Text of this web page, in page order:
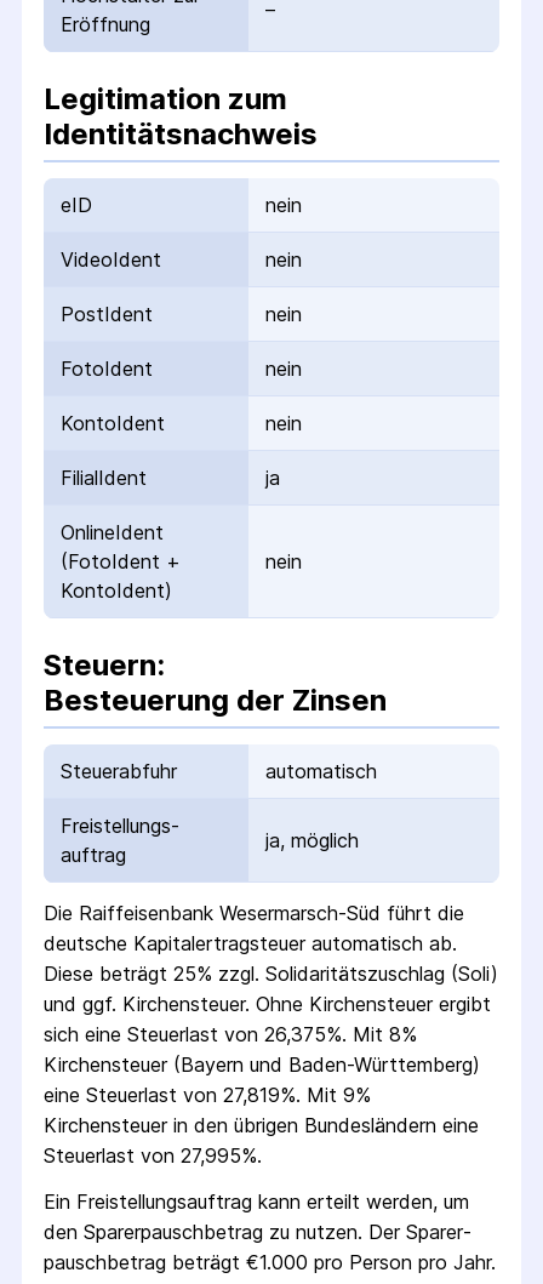
Eröffnung
–
Legitimation zum
Identitätsnachweis
eID nein
VideoIdent nein
PostIdent nein
FotoIdent nein
KontoIdent nein
FilialIdent ja
OnlineIdent
(FotoIdent +
KontoIdent)
nein
Steuern:
Besteuerung der Zinsen
Steuerabfuhr automatisch
Freistellungs­
auftrag
ja, möglich
Die Raiffeisenbank Wesermarsch-Süd führt die
deutsche Kapital­ertrag­steuer automatisch ab.
Diese beträgt 25% zzgl. Solidaritäts­zuschlag (Soli)
und ggf. Kirchensteuer. Ohne Kirchensteuer ergibt
sich eine Steuerlast von 26,375%. Mit 8%
Kirchensteuer (Bayern und Baden-Württemberg)
eine Steuerlast von 27,819%. Mit 9%
Kirchensteuer in den übrigen Bundesländern eine
Steuerlast von 27,995%.
Ein Freistellungs­auftrag kann erteilt werden, um
den Sparer­pausch­betrag zu nutzen. Der Sparer­
pausch­betrag beträgt €1.000 pro Person pro Jahr.